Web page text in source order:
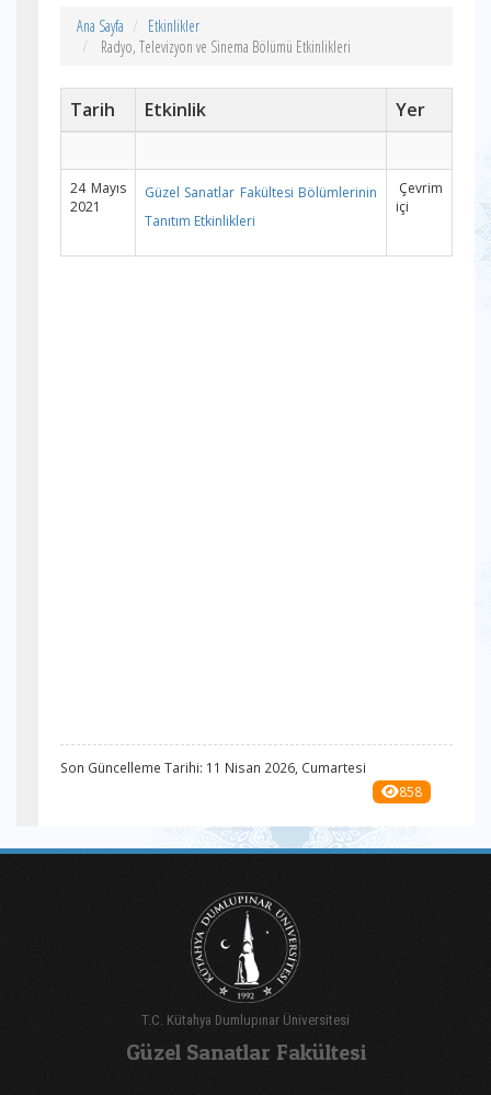
Ana Sayfa
Etkinlikler
Radyo, Televizyon ve Sinema Bölümü Etkinlikleri
Tarih Etkinlik Yer
24 Mayıs
2021
Güzel Sanatlar Fakültesi Bölümlerinin
Tanıtım Etkinlikleri
Çevrim
içi
Son Güncelleme Tarihi: 11 Nisan 2026, Cumartesi
858
T.C. Kütahya Dumlupınar Üniversitesi
Güzel Sanatlar Fakültesi